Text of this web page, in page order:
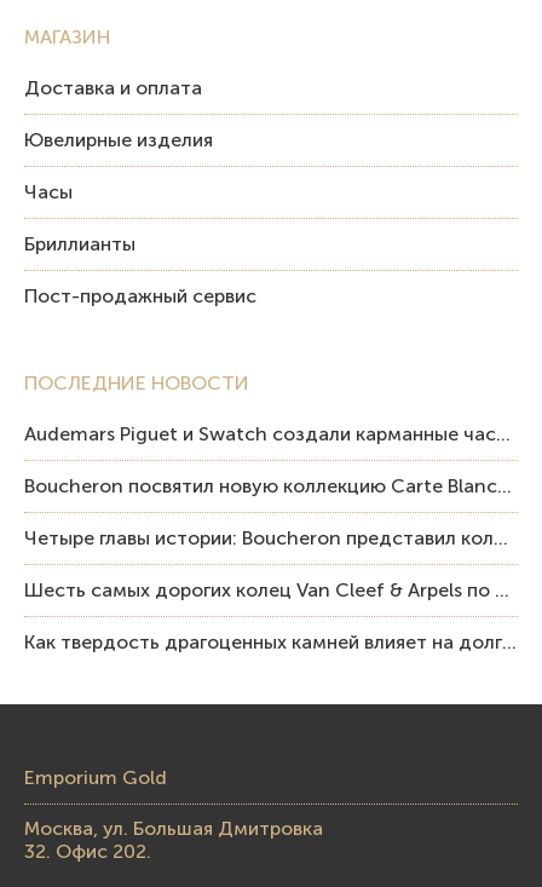
ПОСЛЕДНИЕ НОВОСТИ
Audemars Piguet и Swatch создали карманные часы в эстетике Royal Oak и Pop Art
Boucheron посвятил новую коллекцию Carte Blanche Human Being человеку и силе мастерства
Четыре главы истории: Boucheron представил коллекцию «Nom: Boucheron, Prénom: Frédéric»
Шесть самых дорогих колец Van Cleef & Arpels по итогам аукционов Sotheby’s
Как твердость драгоценных камней влияет на долговечность ювелирных изделий
МАГАЗИН
Доставка и оплата
Ювелирные изделия
Часы
Бриллианты
Пост-продажный сервис
Emporium Gold
Москва, ул. Большая Дмитровка
32. Офис 202.